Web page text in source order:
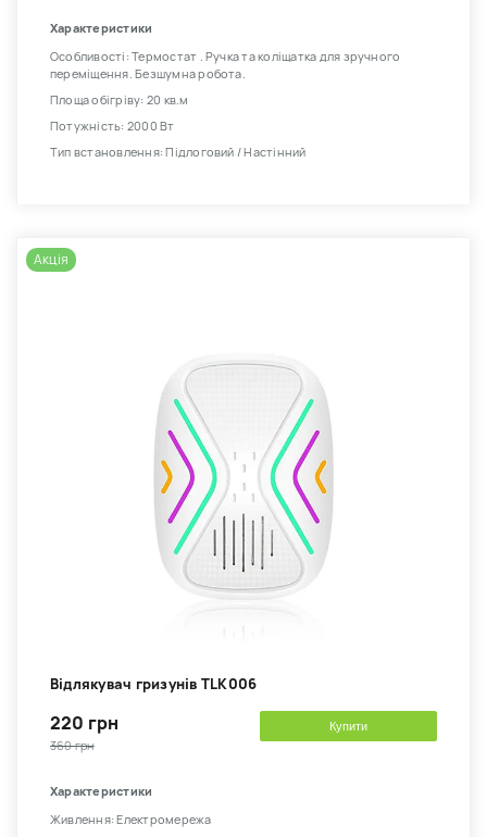
Характеристики
Особливості: Термостат . Ручка та коліщатка для зручного
переміщення. Безшумна робота.
Площа обігріву: 20 кв.м
Потужність: 2000 Вт
Тип встановлення: Підлоговий / Настінний
Акція
Відлякувач гризунів TLK006
220 грн
360 грн
Купити
Характеристики
Живлення: Електромережа